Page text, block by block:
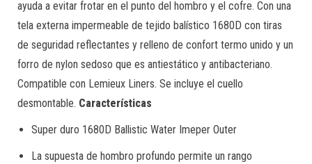
ayuda a evitar frotar en el punto del hombro y el cofre. Con una
tela externa impermeable de tejido balístico 1680D con tiras
de seguridad reflectantes y relleno de confort termo unido y un
forro de nylon sedoso que es antiestático y antibacteriano.
Compatible con Lemieux Liners. Se incluye el cuello
desmontable. Características
Super duro 1680D Ballistic Water Imeper Outer
La supuesta de hombro profundo permite un rango